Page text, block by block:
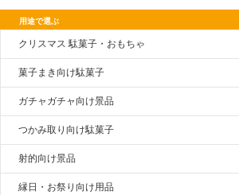
用途で選ぶ
クリスマス 駄菓子・おもちゃ
菓子まき向け駄菓子
ガチャガチャ向け景品
つかみ取り向け駄菓子
射的向け景品
縁日・お祭り向け用品